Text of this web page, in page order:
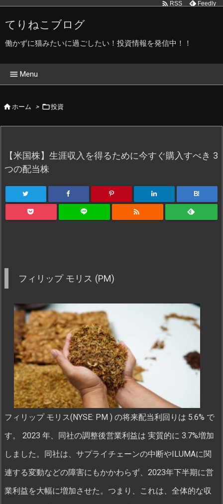
てりねこブログ
働かずに猫みたいに過ごしたい！投資情報を発信中！！
Menu
プライバシーポリシー
 RSS Feedly
ホーム > 投資
【米国株】生涯収入を得るために今すぐ購入すべき 3
つの配当株
B!

フィリップ モリス (PM)
フィリップ モリス(NYSE: PM ) の将来配当利回りは 5.6% で
す。 2023 年、同社の調整後営業利益は 実質的に 3.7%増加
しました。同社は、サプライチェーンの中断やILUMAに関
連する変動などの障害にもかかわらず、2023年下半期に営
業利益を大幅に増加させた。つまり、これは、全体的な収